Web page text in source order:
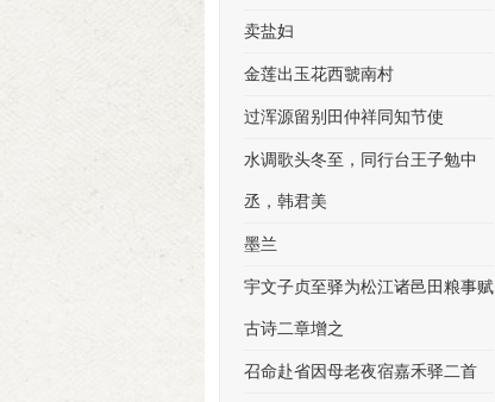
卖盐妇
金莲出玉花西虢南村
过浑源留别田仲祥同知节使
水调歌头冬至，同行台王子勉中
丞，韩君美
墨兰
宇文子贞至驿为松江诸邑田粮事赋
古诗二章增之
召命赴省因母老夜宿嘉禾驿二首